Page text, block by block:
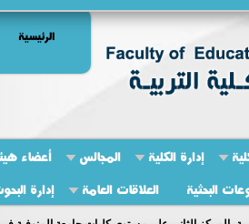
الرئيسية
إدارة الكلية المجالس أعضاء
البحثية
العلاقات العامة إدارة